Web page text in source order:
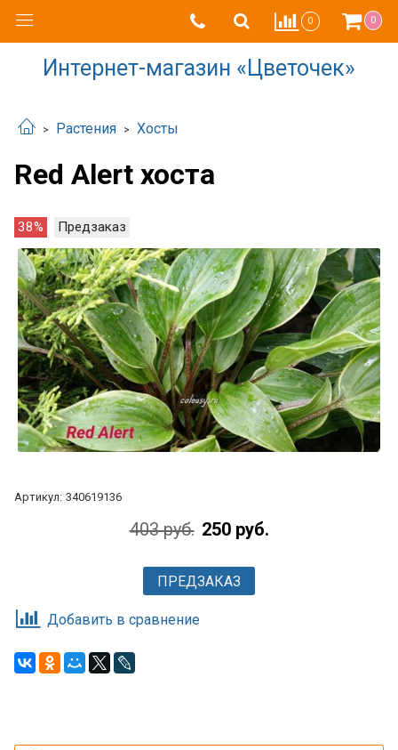
0 0
Интернет-магазин «Цветочек»
Растения Хосты
Red Alert хоста
38% Предзаказ
Артикул: 340619136
403 руб. 250 руб.
ПРЕДЗАКАЗ
Добавить в сравнение